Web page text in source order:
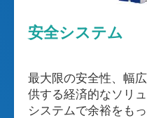
安全システム
最大限の安全性、幅
供する経済的なソリュ
システムで余裕をも